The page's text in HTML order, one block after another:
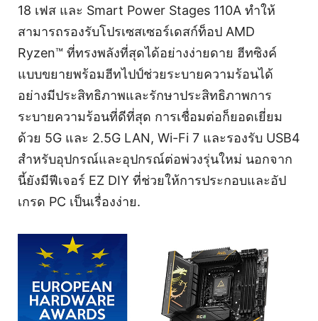
18 เฟส และ Smart Power Stages 110A ทำให้
สามารถรองรับโปรเซสเซอร์เดสก์ท็อป AMD
Ryzen™ ที่ทรงพลังที่สุดได้อย่างง่ายดาย ฮีทซิงค์
แบบขยายพร้อมฮีทไปป์ช่วยระบายความร้อนได้
อย่างมีประสิทธิภาพและรักษาประสิทธิภาพการ
ระบายความร้อนที่ดีที่สุด การเชื่อมต่อก็ยอดเยี่ยม
ด้วย 5G และ 2.5G LAN, Wi-Fi 7 และรองรับ USB4
สำหรับอุปกรณ์และอุปกรณ์ต่อพ่วงรุ่นใหม่ นอกจาก
นี้ยังมีฟีเจอร์ EZ DIY ที่ช่วยให้การประกอบและอัป
เกรด PC เป็นเรื่องง่าย.